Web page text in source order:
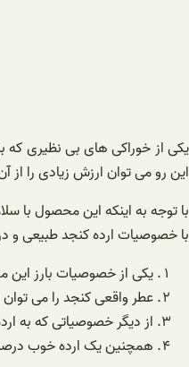
یکی از خوراکی های بی نظیری که
این رو می توان ارزش زیادی را
با توجه به اینکه این محصول با
با خصوصیات ارده کنجد طبیعی و
یکی از خصوصیات بارز
عطر واقعی کنجد را می
از دیگر خصوصیاتی که به
همچنین یک ارده خوب درصد